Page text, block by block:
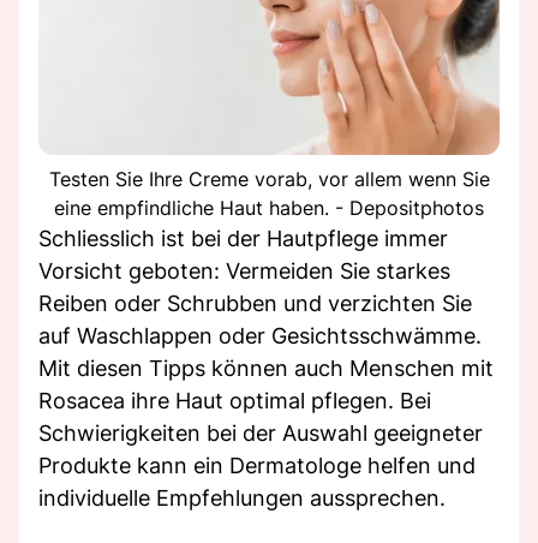
Testen Sie Ihre Creme vorab, vor allem wenn Sie
eine empfindliche Haut haben. - Depositphotos
Schliesslich ist bei der Hautpflege immer
Vorsicht geboten: Vermeiden Sie starkes
Reiben oder Schrubben und verzichten Sie
auf Waschlappen oder Gesichtsschwämme.
Mit diesen Tipps können auch Menschen mit
Rosacea ihre Haut optimal pflegen. Bei
Schwierigkeiten bei der Auswahl geeigneter
Produkte kann ein Dermatologe helfen und
individuelle Empfehlungen aussprechen.